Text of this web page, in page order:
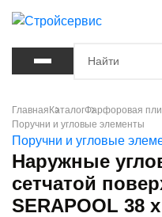
ГлавнаяКаталогФарфоровая
Поручни и угловые элементы
Поручни и угловые
Наружные
сетчатой
SERAPOOL 38